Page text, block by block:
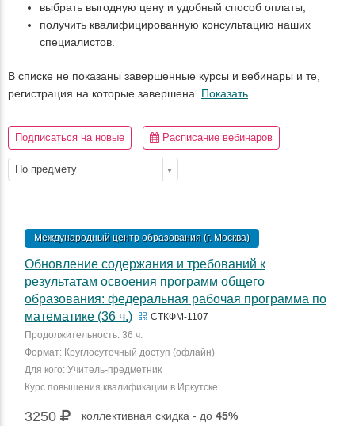
выбрать выгодную цену и удобный способ оплаты;
получить квалифицированную консультацию наших
специалистов.
В списке не показаны завершенные курсы и вебинары и те,
регистрация на которые завершена. Показать
Подписаться на новые Расписание вебинаров
По предмету
Международный центр образования (г. Москва)
Обновление содержания и требований к
результатам освоения программ общего
образования: федеральная рабочая программа по
математике (36 ч.)
СТКФМ-1107
Продолжительность: 36 ч.
Формат: Круглосуточный доступ (офлайн)
Для кого: Учитель-предметник
Курс повышения квалификации в Иркутске
3250 коллективная скидка - до 45%